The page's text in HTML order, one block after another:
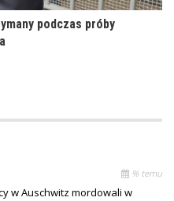
podczas próby
% temu
w Auschwitz mordowali w